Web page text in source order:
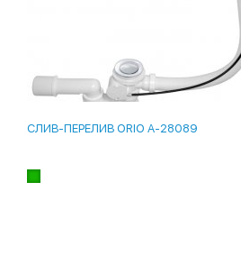
СЛИВ-ПЕРЕЛИВ ORIO A-28089